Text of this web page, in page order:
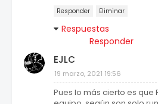
Responder Eliminar
Respuestas
Responder
EJLC
19 marzo, 2021 19:56
Pues lo más cierto es que